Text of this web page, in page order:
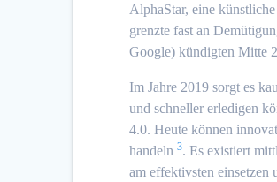
AlphaStar, eine
grenzte fast an
Google) kündigten Mitte
Im Jahre 2019 sorgt es
und schneller erledigen
4.0. Heute können
handeln 3. Es existiert
am effektivsten einsetzen